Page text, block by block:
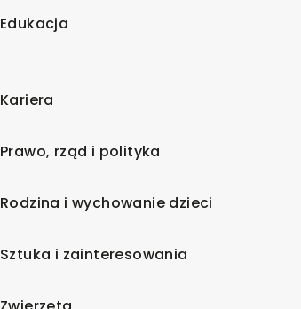
Edukacja
Kariera
Prawo, rząd i polityka
Rodzina i wychowanie dzieci
Sztuka i zainteresowania